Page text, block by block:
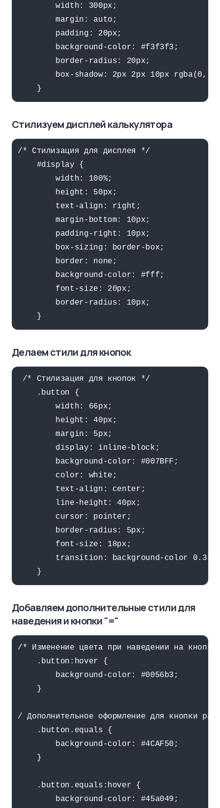
        width: 300px;
        margin: auto;
        padding: 20px;
        background-color: #f3f3f3;
        border-radius: 20px;
box-shadow: 2px 2px 10px rgba(0,
    }
Стилизуем дисплей калькулятора
/* Стилизация для дисплея */
    #display {
        width: 100%;
        height: 50px;
        text-align: right;
        margin-bottom: 10px;
        padding-right: 10px;
        box-sizing: border-box;
        border: none;
        background-color: #fff;
        font-size: 20px;
        border-radius: 10px;
    }
Делаем стили для кнопок
/* Стилизация для кнопок */
    .button {
        width: 66px;
        height: 40px;
        margin: 5px;
        display: inline-block;
        background-color: #007BFF;
        color: white;
        text-align: center;
        line-height: 40px;
        cursor: pointer;
        border-radius: 5px;
        font-size: 18px;
transition: background-color 0.3s
    }
Добавляем дополнительные стили для
наведения и кнопки "="
/* Изменение цвета при наведении на
    .button:hover {
        background-color: #0056b3;
    }
/ Дополнительное оформление для кнопки
    .button.equals {
        background-color: #4CAF50;
    }
    .button.equals:hover {
        background-color: #45a049;